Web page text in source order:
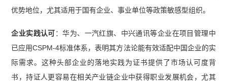
优势地位，尤其适用于国有企业、事业单位等政策敏感型组织。
企业实践认可：华为、一汽红旗、中兴通讯等企业在项目管理中
已应用CSPM-4标准体系，表明其方法论能有效适配中国企业的实
际需求。这种头部企业的落地实践为证书提供了市场认可度背
书，持证人更容易在相关产业链企业中获得职业发展机会，尤其